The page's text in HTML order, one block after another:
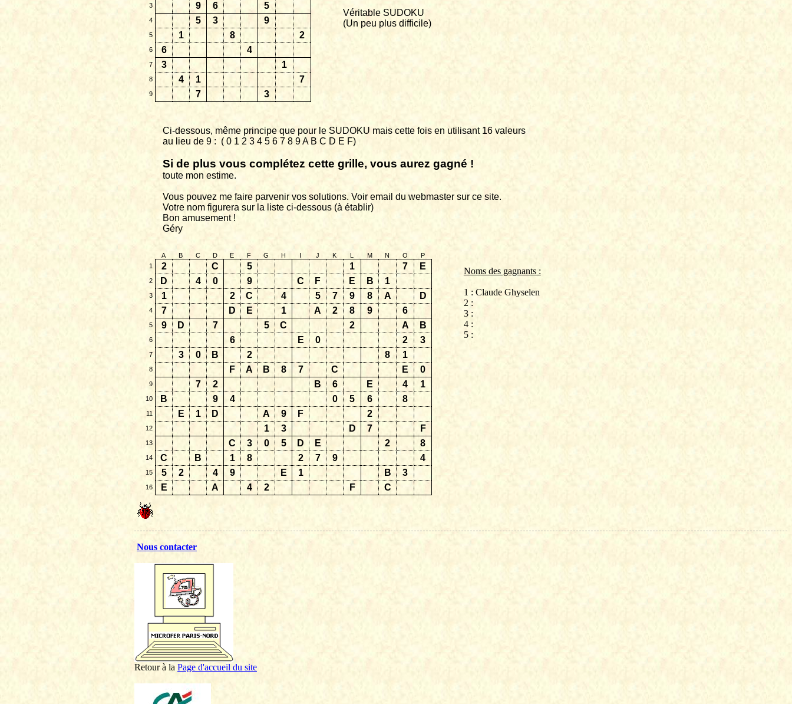
3 9 6 5
4 5 3 9
5 1 8 2
6 6 4
7 3 1
8 4 1 7
9 7 3
Véritable SUDOKU
(Un peu plus difficile)
Ci-dessous, même principe que pour le SUDOKU mais cette fois en utilisant 16 valeurs
au lieu de 9 : ( 0 1 2 3 4 5 6 7 8 9 A B C D E F)
Si de plus vous complétez cette grille, vous aurez gagné !
toute mon estime.
Vous pouvez me faire parvenir vos solutions. Voir email du webmaster sur ce site.
Votre nom figurera sur la liste ci-dessous (à établir)
Bon amusement !
Géry
A B C D E F G H J K M N O
P
1
2 C 5 1 7 E
2 D 4 0 9 C F E B 1
3 1 2 C 4 5 7 9 8 A D
4 7 D E 1 A 2 8 9 6
5 9 D 7 5 C 2 A B
6 6 E 0 2 3
7 3 0 B 2 8 1
8 F A B 8 7 C E 0
9 7 2 B 6 E 4 1
10 B 9 4 0 5 6 8
11 E 1 D A 9 F 2
12 1 3 D 7 F
13 C 3 0 5 D E 2 8
14 C B 1 8 2 7 9 4
15 5 2 4 9 E 1 B 3
16 E A 4 2 F C
Noms des gagnants :
1 : Claude Ghyselen
2 :
3 :
4 :
5 :
Nous contacter
Retour à la Page d'accueil du site